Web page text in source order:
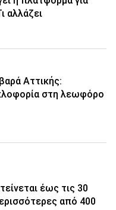
αλλάζει
Αττικής:
στη λεωφόρο
έως τις 30
από 400